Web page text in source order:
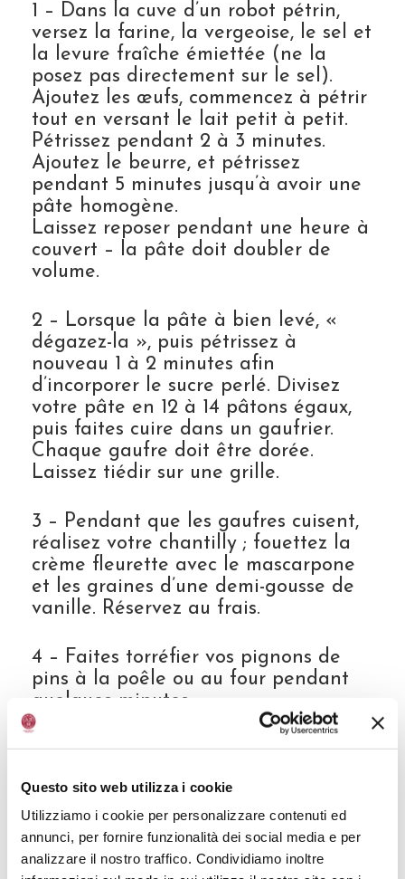
Questo sito web utilizza i cookie
Utilizziamo i cookie per personalizzare contenuti ed
annunci, per fornire funzionalità dei social media e per
analizzare il nostro traffico. Condividiamo inoltre
1 – Dans la cuve d’un robot pétrin,
versez la farine, la vergeoise, le sel et
la levure fraîche émiettée (ne la
posez pas directement sur le sel).
Ajoutez les œufs, commencez à pétrir
tout en versant le lait petit à petit.
Pétrissez pendant 2 à 3 minutes.
Ajoutez le beurre, et pétrissez
pendant 5 minutes jusqu’à avoir une
pâte homogène.
Laissez reposer pendant une heure à
couvert – la pâte doit doubler de
volume.
2 – Lorsque la pâte à bien levé, «
dégazez-la », puis pétrissez à
nouveau 1 à 2 minutes afin
d’incorporer le sucre perlé. Divisez
votre pâte en 12 à 14 pâtons égaux,
puis faites cuire dans un gaufrier.
Chaque gaufre doit être dorée.
Laissez tiédir sur une grille.
3 – Pendant que les gaufres cuisent,
réalisez votre chantilly ; fouettez la
crème fleurette avec le mascarpone
et les graines d’une demi-gousse de
vanille. Réservez au frais.
4 – Faites torréfier vos pignons de
pins à la poêle ou au four pendant
quelques minutes.
5 – Dressez 4 gaufres encore chaudes
de sorbet chocolat par dessus, une
belle cuillère de chantilly, parsemez
de quelques pignons de pin et versez
un généreux un filet de Vinaigre